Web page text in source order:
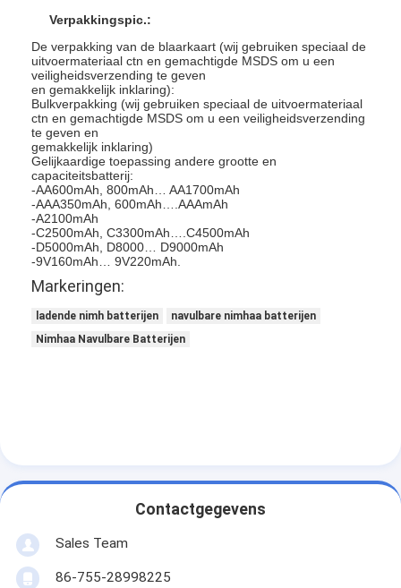
Verpakkingspic.:
De verpakking van de blaarkaart (wij gebruiken speciaal de
uitvoermateriaal ctn en gemachtigde MSDS om u een
veiligheidsverzending te geven
en gemakkelijk inklaring):
Bulkverpakking (wij gebruiken speciaal de uitvoermateriaal
ctn en gemachtigde MSDS om u een veiligheidsverzending
te geven en
gemakkelijk inklaring)
Gelijkaardige toepassing andere grootte en
capaciteitsbatterij:
-AA600mAh, 800mAh… AA1700mAh
-AAA350mAh, 600mAh….AAAmAh
-A2100mAh
-C2500mAh, C3300mAh….C4500mAh
-D5000mAh, D8000… D9000mAh
-9V160mAh… 9V220mAh.
Markeringen:
ladende nimh batterijen
navulbare nimhaa batterijen
Nimhaa Navulbare Batterijen
Contactgegevens
Sales Team
86-755-28998225